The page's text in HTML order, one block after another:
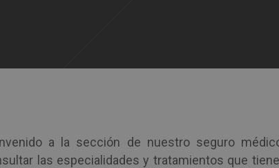
a la sección de nuestro seguro
las especialidades y tratamientos que